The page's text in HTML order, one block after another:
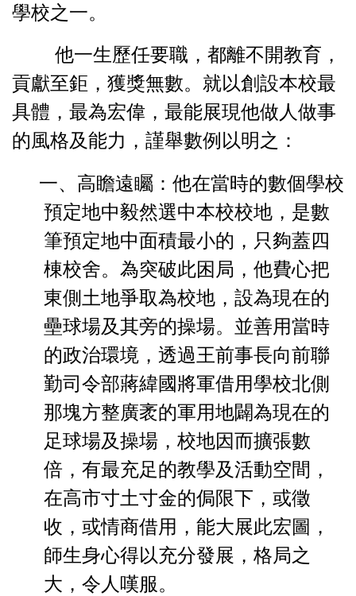
學校之一。
他一生歷任要職，都離不開教育，
貢獻至鉅，獲獎無數。就以創設本校最
具體，最為宏偉，最能展現他做人做事
的風格及能力，謹舉數例以明之：
一、高瞻遠矚：他在當時的數個學校
預定地中毅然選中本校校地，是數
筆預定地中面積最小的，只夠蓋四
棟校舍。為突破此困局，他費心把
東側土地爭取為校地，設為現在的
壘球場及其旁的操場。並善用當時
的政治環境，透過王前事長向前聯
勤司令部蔣緯國將軍借用學校北側
那塊方整廣袤的軍用地闢為現在的
足球場及操場，校地因而擴張數
倍，有最充足的教學及活動空間，
在高市寸土寸金的侷限下，或徵
收，或情商借用，能大展此宏圖，
師生身心得以充分發展，格局之
大，令人嘆服。